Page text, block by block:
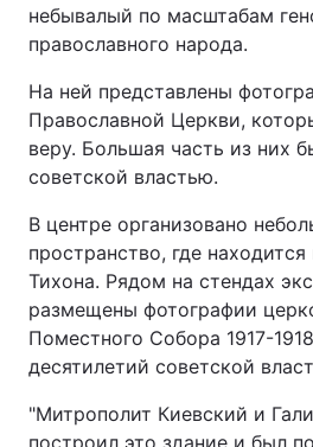
небывалый по масштабам
православного народа.
На ней представлены
Православной Церкви,
веру. Большая часть из них
советской властью.
В центре организовано
пространство, где
Тихона. Рядом на стендах
размещены фотографии
Поместного Собора 1917-
десятилетий советской
"Митрополит Киевский и
построил это здание и был